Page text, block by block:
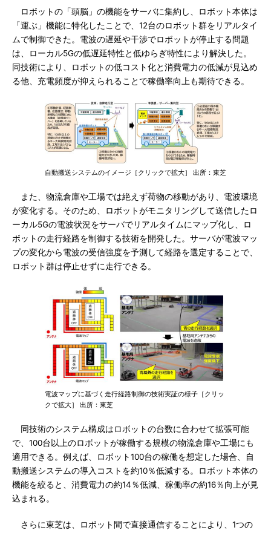
ロボットの「頭脳」の機能をサーバに集約し、ロボット本体は
「運ぶ」機能に特化したことで、12台のロボット群をリアルタイ
ムで制御できた。電波の遅延や干渉でロボットが停止する問題
は、ローカル5Gの低遅延特性と低ゆらぎ特性により解決した。
同技術により、ロボットの低コスト化と消費電力の低減が見込め
る他、充電頻度が抑えられることで稼働率向上も期待できる。
自動搬送システムのイメージ［クリックで拡大］ 出所：東芝
また、物流倉庫や工場では絶えず荷物の移動があり、電波環境
が変化する。そのため、ロボットがモニタリングして送信したロ
ーカル5Gの電波状況をサーバでリアルタイムにマップ化し、ロ
ボットの走行経路を制御する技術を開発した。サーバが電波マッ
プの変化から電波の受信強度を予測して経路を選定することで、
ロボット群は停止せずに走行できる。
電波マップに基づく走行経路制御の技術実証の様子［クリッ
クで拡大］ 出所：東芝
同技術のシステム構成はロボットの台数に合わせて拡張可能
で、100台以上のロボットが稼働する規模の物流倉庫や工場にも
適用できる。例えば、ロボット100台の稼働を想定した場合、自
動搬送システムの導入コストを約10％低減する。ロボット本体の
機能を絞ると、消費電力の約14％低減、稼働率の約16％向上が見
込まれる。
さらに東芝は、ロボット間で直接通信することにより、1つの